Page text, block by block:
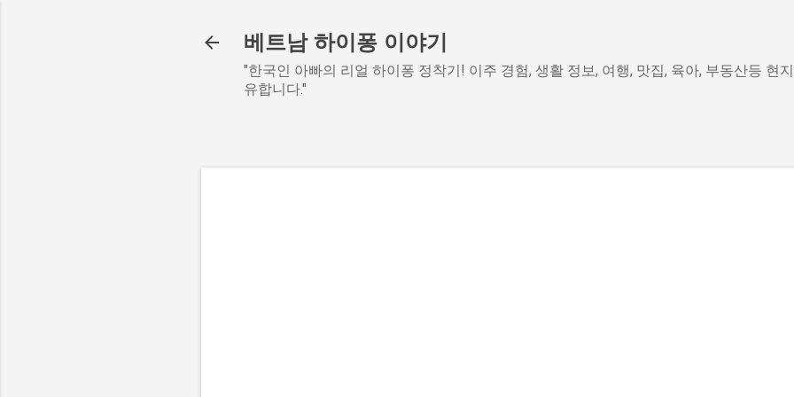
베트남 하이퐁 이야기
"한국인 아빠의 리얼 하이퐁 정착기! 이주 경험, 생활 정보, 여행, 맛집, 육아, 부동산등 현
유합니다."